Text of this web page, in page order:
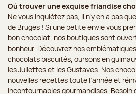
Où trouver une exquise friandise
Ne vous inquiétez pas, il n’y en a pas
de Bruges ! Si une petite envie vous
bon chocolat, nos boutiques sont
bonheur. Découvrez nos
chocolats biscuités, oursons en
les Juliettes et les Gustaves. Nos
nouvelles recettes toute l’année et
incontournables gourmandises. Besoin